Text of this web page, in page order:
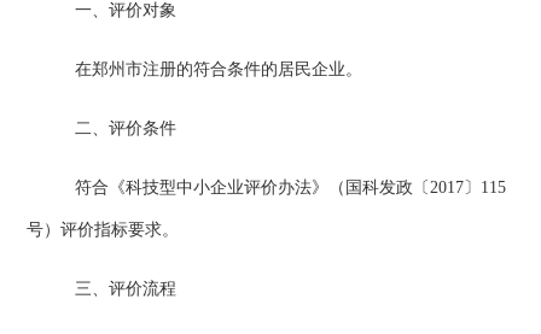
一、 评价对象
在郑州市注册的符合条件的居民企业。
二、 评价条件
符合《科技型中小企业评价办法》（国科发政〔 2017〕 115
号）评价指标要求。
三、评价流程